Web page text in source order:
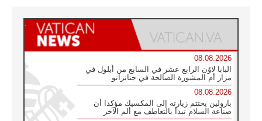
08.08.2026
البابا لاوُن الرابع عشر في السابع من أيلول في
مزار أم المشورة الصالحة في جناتزانو
08.08.2026
بارولين يختتم زيارته إلى المكسيك مؤكدا أن
صناعة السلام تبدأ بالتعاطف مع ألم الآخر